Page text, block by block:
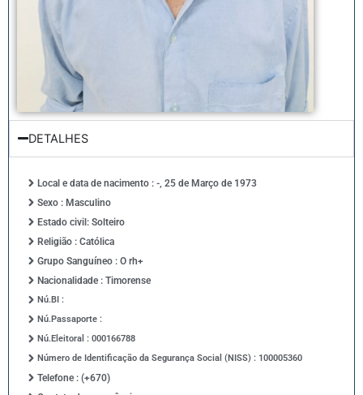
DETALHES
Local e data de nacimento : -, 25 de Março de 1973
Sexo : Masculino
Estado civil: Solteiro
Religião : Católica
Grupo Sanguíneo : O rh+
Nacionalidade : Timorense
Nú.BI :
Nú.Passaporte :
Nú.Eleitoral : 000166788
Número de Identificação da Segurança Social (NISS) : 100005360
Telefone : (+670)